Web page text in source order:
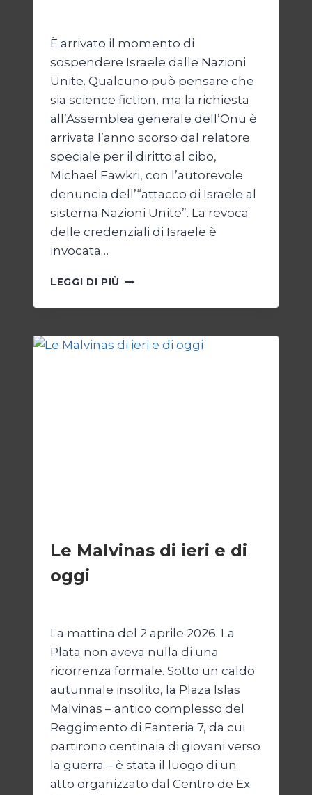
È arrivato il momento di
sospendere Israele dalle Nazioni
Unite. Qualcuno può pensare che
sia science fiction, ma la richiesta
all’Assemblea generale dell’Onu è
arrivata l’anno scorso dal relatore
speciale per il diritto al cibo,
Michael Fawkri, con l’autorevole
denuncia dell’“attacco di Israele al
sistema Nazioni Unite”. La revoca
delle credenziali di Israele è
invocata…
LEGGI DI PIÙ ONU
ISRAELE,
SENZA
ONU
Le Malvinas di ieri e di
oggi
La mattina del 2 aprile 2026. La
Plata non aveva nulla di una
ricorrenza formale. Sotto un caldo
autunnale insolito, la Plaza Islas
Malvinas – antico complesso del
Reggimento di Fanteria 7, da cui
partirono centinaia di giovani verso
la guerra – è stata il luogo di un
atto organizzato dal Centro de Ex